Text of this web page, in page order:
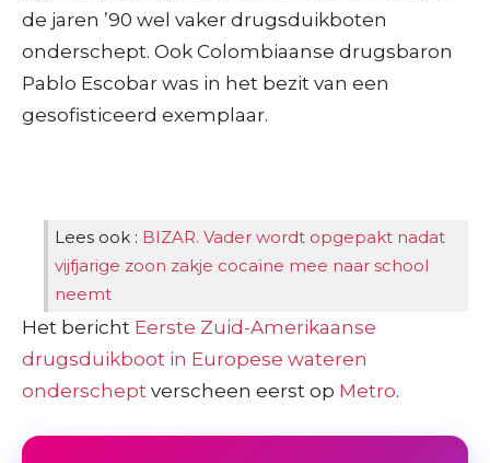
de jaren ’90 wel vaker drugsduikboten
onderschept. Ook Colombiaanse drugsbaron
Pablo Escobar was in het bezit van een
gesofisticeerd exemplaar.
Lees ook : BIZAR. Vader wordt opgepakt nadat
vijfjarige zoon zakje cocaïne mee naar school
neemt
Het bericht Eerste Zuid-Amerikaanse
drugsduikboot in Europese wateren
onderschept verscheen eerst op Metro.